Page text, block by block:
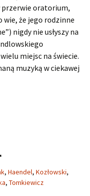
przerwie oratorium,
wie, że jego rodzinne
nigdy nie usłyszy na
miejsc na świecie.
muzyką w ciekawej
, Haendel, Kozłowski,
, Tomkiewicz